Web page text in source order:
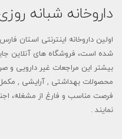
راد بهین دانش
بی بی اسکین-Baby Skin
نانوهیل - NANOHEAL
داروخانه شبانه
شده است، فروشگاه های آنلاین
بیشتر این مراجعات غیر دارویی
محصولات بهداشتی , آرایشی , مکمل
فرصت مناسب و فارغ از مشغله،
نمایند .